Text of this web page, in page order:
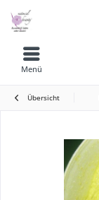
Menü
Übersicht